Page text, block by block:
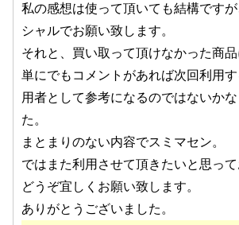
私の感想は使って頂いても結構です
シャルでお願い致します。
それと、買い取って頂けなかった商
単にでもコメントがあれば次回利用
用者として参考になるのではないか
た。
まとまりのない内容でスミマセン。
ではまた利用させて頂きたいと思って
どうぞ宜しくお願い致します。
ありがとうございました。